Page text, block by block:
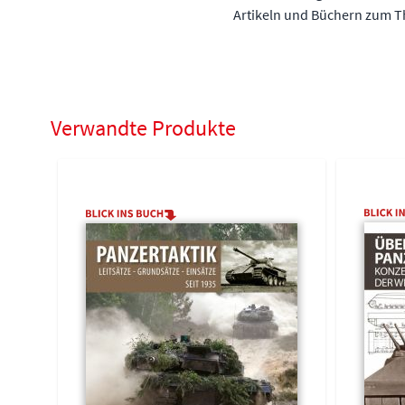
Artikeln und Büchern zum
Verwandte Produkte